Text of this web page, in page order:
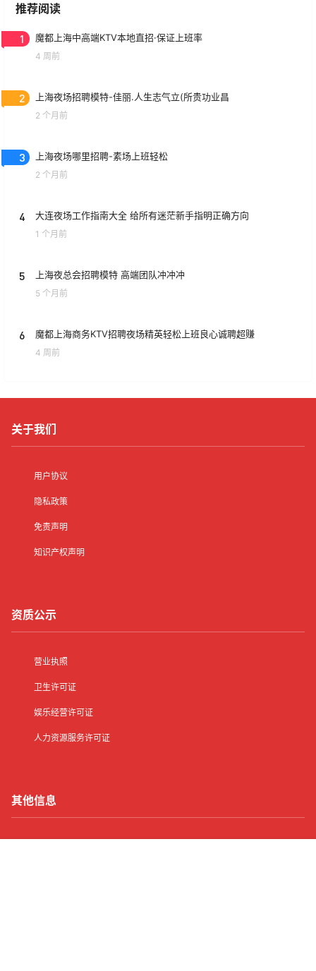
推荐阅读
1 魔都上海中高端KTV本地直招·保证上班率
4 周前
2 上海夜场招聘模特-佳丽.人生志气立(所贵功业昌
2 个月前
3 上海夜场哪里招聘-素场上班轻松
2 个月前
4 大连夜场工作指南大全 给所有迷茫新手指明正确方向
1 个月前
5 上海夜总会招聘模特 高端团队冲冲冲
5 个月前
6 魔都上海商务KTV招聘夜场精英轻松上班良心诚聘超赚
4 周前
关于我们
用户协议
隐私政策
免责声明
知识产权声明
资质公示
营业执照
卫生许可证
娱乐经营许可证
人力资源服务许可证
其他信息